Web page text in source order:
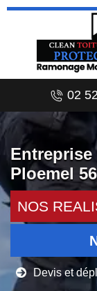
02
Entreprise
Ploemel
NOS
Devis et